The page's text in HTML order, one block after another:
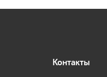
Контакты